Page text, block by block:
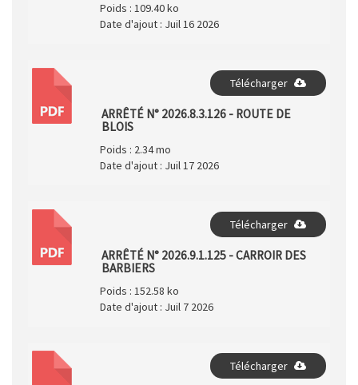
Poids : 109.40 ko
Date d'ajout : Juil 16 2026
PDF
Télécharger
ARRÊTÉ N° 2026.8.3.126 - ROUTE DE
BLOIS
Poids : 2.34 mo
Date d'ajout : Juil 17 2026
PDF
Télécharger
ARRÊTÉ N° 2026.9.1.125 - CARROIR DES
BARBIERS
Poids : 152.58 ko
Date d'ajout : Juil 7 2026
Télécharger